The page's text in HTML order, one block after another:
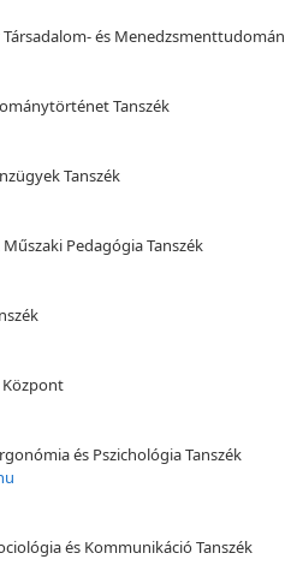
és
Tanszék
Tanszék
Pedagógia Tanszék
és Pszichológia Tanszék
és Kommunikáció Tanszék